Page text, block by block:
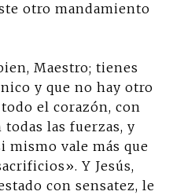
otro mandamiento
Maestro; tienes
y que no hay otro
el corazón, con
las fuerzas, y
mismo vale más que
Y Jesús,
con sensatez, le